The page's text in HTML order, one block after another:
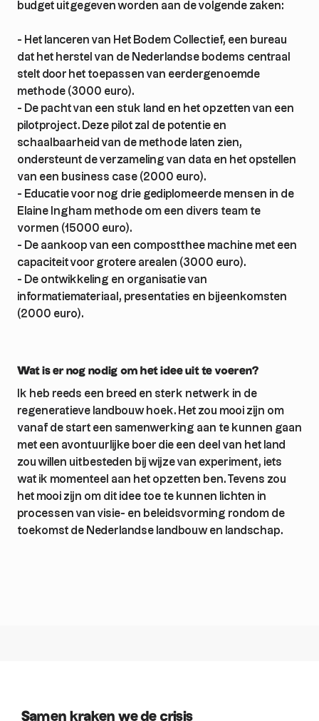
budget uitgegeven worden aan de volgende zaken:
- Het lanceren van Het Bodem Collectief, een bureau
dat het herstel van de Nederlandse bodems centraal
stelt door het toepassen van eerdergenoemde
methode (3000 euro).
- De pacht van een stuk land en het opzetten van een
pilotproject. Deze pilot zal de potentie en
schaalbaarheid van de methode laten zien,
ondersteunt de verzameling van data en het opstellen
van een business case (2000 euro).
- Educatie voor nog drie gediplomeerde mensen in de
Elaine Ingham methode om een divers team te
vormen (15000 euro).
- De aankoop van een compostthee machine met een
capaciteit voor grotere arealen (3000 euro).
- De ontwikkeling en organisatie van
informatiemateriaal, presentaties en bijeenkomsten
Wat is er nog nodig om het idee uit te voeren?
Ik heb reeds een breed en sterk netwerk in de
regeneratieve landbouw hoek. Het zou mooi zijn om
vanaf de start een samenwerking aan te kunnen gaan
met een avontuurlijke boer die een deel van het land
zou willen uitbesteden bij wijze van experiment, iets
wat ik momenteel aan het opzetten ben. Tevens zou
het mooi zijn om dit idee toe te kunnen lichten in
processen van visie- en beleidsvorming rondom de
toekomst de Nederlandse landbouw en landschap.
Samen kraken we de crisis